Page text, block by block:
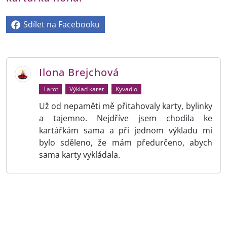
Sdílet na Facebooku
Ilona Brejchová
Tarot Výklad karet Kyvadlo
Už od nepaměti mě přitahovaly karty, bylinky
a tajemno. Nejdříve jsem chodila ke
kartářkám sama a při jednom výkladu mi
bylo sděleno, že mám předurčeno, abych
sama karty vykládala.